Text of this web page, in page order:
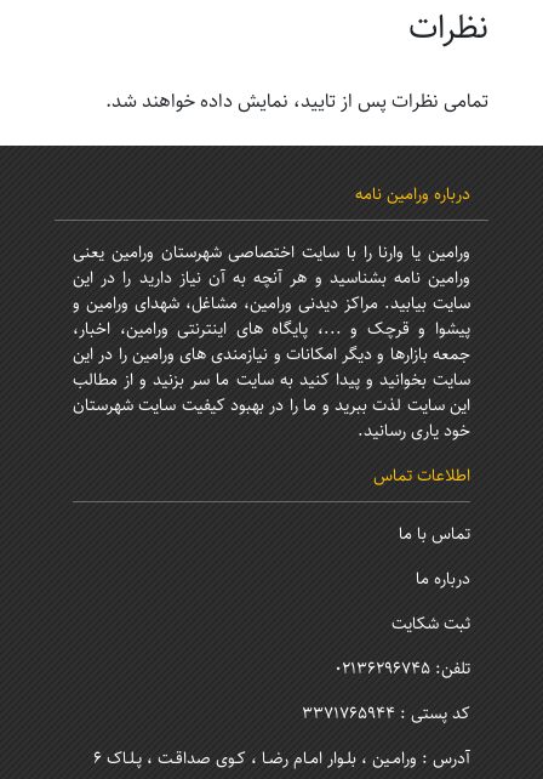
نظرات
تمامی نظرات پس از تایید، نمایش داده خواهند شد.
درباره ورامین نامه
ورامین یا وارنا را با سایت اختصاصی شهرستان ورامین یعنی
ورامین نامه بشناسید و هر آنچه به آن نیاز دارید را در این
سایت بیابید. مراکز دیدنی ورامین، مشاغل، شهدای ورامین و
پیشوا و قرچک و ...، پایگاه های اینترنتی ورامین، اخبار،
جمعه بازارها و دیگر امکانات و نیازمندی های ورامین را در این
سایت بخوانید و پیدا کنید به سایت ما سر بزنید و از مطالب
این سایت لذت ببرید و ما را در بهبود کیفیت سایت شهرستان
خود یاری رسانید.
اطلاعات تماس
تماس با ما
درباره ما
ثبت شکایت
تلفن: 02136296745
کد پستی : 3371765944
آدرس : ورامـین ، بلـوار امـام رضـا ، کـوی صداقـت ، پـلـاک 6